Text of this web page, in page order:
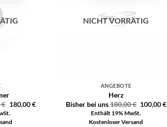
€ 180,00€
NICHT VORRÄTIG
ANGEBOTE
Herz
Bisher bei uns180,00€ 100,00€
Enthält 19% MwSt.
Kostenloser Versand